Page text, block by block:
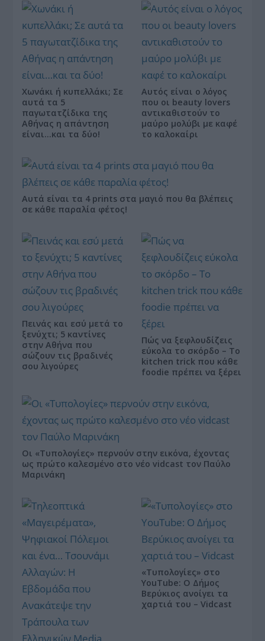
Χωνάκι ή κυπελλάκι; Σε
αυτά τα 5
παγωτατζίδικα της
Αθήνας η απάντηση
είναι…και τα δύο!
Αυτός είναι ο λόγος
που οι beauty lovers
αντικαθιστούν το
μαύρο μολύβι με καφέ
το καλοκαίρι
Αυτά είναι τα 4 prints στα μαγιό που θα βλέπεις
σε κάθε παραλία φέτος!
Πεινάς και εσύ μετά το
ξενύχτι; 5 καντίνες
στην Αθήνα που
σώζουν τις βραδινές
σου λιγούρες
Πώς να ξεφλουδίζεις
εύκολα το σκόρδο – Το
kitchen trick που κάθε
foodie πρέπει να ξέρει
Οι «Τυπολογίες» περνούν στην εικόνα, έχοντας
ως πρώτο καλεσμένο στο νέο vidcast τον Παύλο
Μαρινάκη
«Τυπολογίες» στο
YouTube: Ο Δήμος
Βερύκιος ανοίγει τα
χαρτιά του – Vidcast